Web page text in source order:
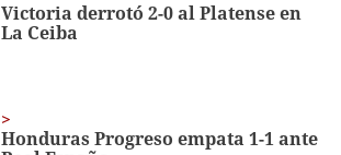
Victoria derrotó 2-0 al Platense en
La Ceiba
Honduras Progreso empata 1-1 ante